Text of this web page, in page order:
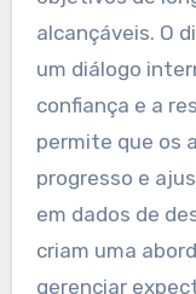
Os atletas
expectativas
como definição
interno positivo
definição
objetivos de
alcançáveis. O
um diálogo